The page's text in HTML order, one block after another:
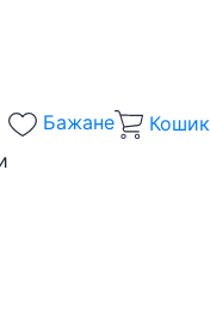
Бажане Кошик